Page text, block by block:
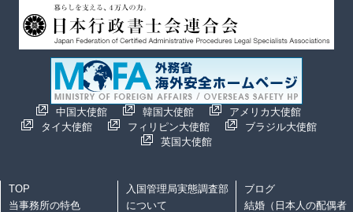
中国大使館 韓国大使館
アメリカ大使館
タイ大使館
フィリピン大使館
ブラジル大使館
英国大使館
TOP
当事務所の特色
入国管理局実態調査部
について
ブログ
結婚（日本人の配偶者